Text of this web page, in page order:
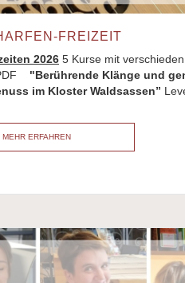
FREIZEIT
2026 5 Kurse mit verschieden
"Berührende Klänge und
im Kloster Waldsassen”
MEHR ERFAHREN